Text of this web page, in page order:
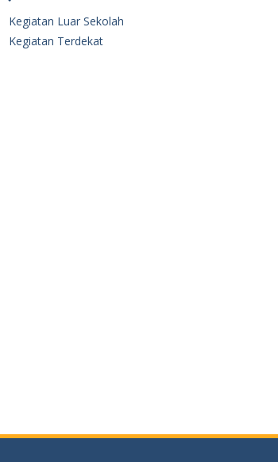
Kegiatan Luar Sekolah
Kegiatan Terdekat